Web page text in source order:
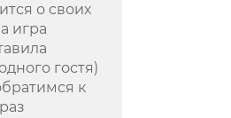
о своих
игра
гостя)
к